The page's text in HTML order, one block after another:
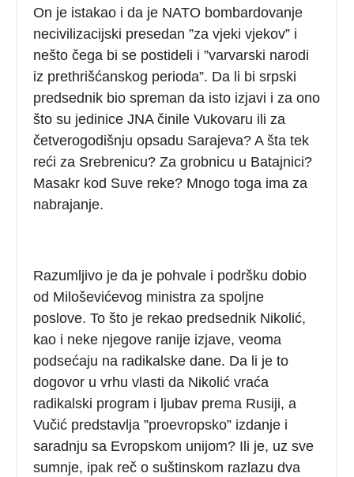
On je istakao i da je NATO bombardovanje
necivilizacijski presedan ”za vjeki vjekov” i
nešto čega bi se postideli i ”varvarski narodi
iz prethrišćanskog perioda”. Da li bi srpski
predsednik bio spreman da isto izjavi i za ono
što su jedinice JNA činile Vukovaru ili za
četverogodišnju opsadu Sarajeva? A šta tek
reći za Srebrenicu? Za grobnicu u Batajnici?
Masakr kod Suve reke? Mnogo toga ima za
nabrajanje.
Razumljivo je da je pohvale i podršku dobio
od Miloševićevog ministra za spoljne
poslove. To što je rekao predsednik Nikolić,
kao i neke njegove ranije izjave, veoma
podsećaju na radikalske dane. Da li je to
dogovor u vrhu vlasti da Nikolić vraća
radikalski program i ljubav prema Rusiji, a
Vučić predstavlja ”proevropsko” izdanje i
saradnju sa Evropskom unijom? Ili je, uz sve
sumnje, ipak reč o suštinskom razlazu dva